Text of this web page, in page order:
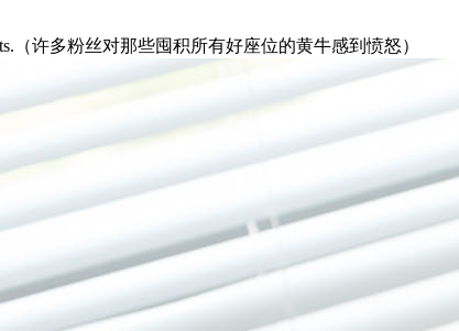
（许多粉丝对那些囤积所有好座位的黄牛感到愤怒）